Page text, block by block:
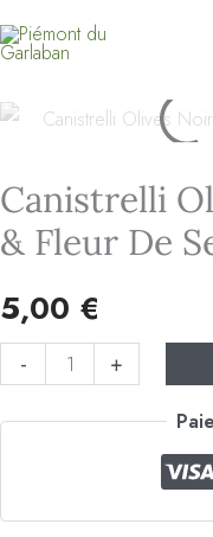
principal
au
Canistrelli
& Fleur De
5,00 €
-
quantité
Canistrelli
Olives
noires,
&
de
Sel
+
Olives
Thym
Fleur
de
Sel
100g